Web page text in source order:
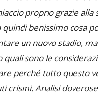
quindi benissimo cosa
un nuovo stadio, ma
quali sono le
perché tutto questo
crismi. Analisi